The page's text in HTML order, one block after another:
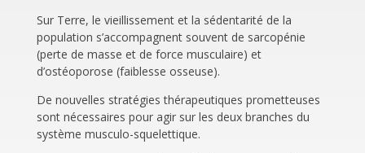
Sur Terre, le vieillissement et la sédentarité de la
population s’accompagnent souvent de sarcopénie
(perte de masse et de force musculaire) et
d’ostéoporose (faiblesse osseuse).
De nouvelles stratégies thérapeutiques prometteuses
sont nécessaires pour agir sur les deux branches du
système musculo-squelettique.